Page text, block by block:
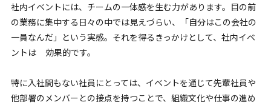
社内イベントには、チームの一体感を生む力があります。目の前
の業務に集中する日々の中では見えづらい、「自分はこの会社の
一員なんだ」という実感。それを得るきっかけとして、社内イベ
ントは 効果的です。
特に入社間もない社員にとっては、イベントを通じて先輩社員や
他部署のメンバーとの接点を持つことで、組織文化や仕事の進め